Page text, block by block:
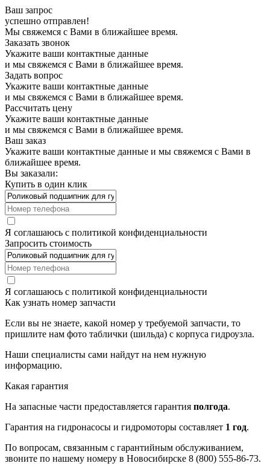
Ваш запрос
успешно отправлен!
Мы свяжемся с Вами в ближайшее время.
Заказать звонок
Укажите ваши контактные данные
и мы свяжемся с Вами в ближайшее время.
Задать вопрос
Укажите ваши контактные данные
и мы свяжемся с Вами в ближайшее время.
Рассчитать цену
Укажите ваши контактные данные
и мы свяжемся с Вами в ближайшее время.
Ваш заказ
Укажите ваши контактные данные и мы свяжемся с Вами в
ближайшее время.
Вы заказали:
Купить в один клик
Я соглашаюсь с политикой конфиденциальности
Запросить стоимость
Я соглашаюсь с политикой конфиденциальности
Как узнать номер запчасти
Если вы не знаете, какой номер у требуемой запчасти, то
пришлите нам фото таблички (шильда) с корпуса гидроузла.
Наши специалисты сами найдут на нем нужную
информацию.
Какая гарантия
На запасные части предоставляется гарантия полгода.
Гарантия на гидронасосы и гидромоторы составляет 1 год.
По вопросам, связанным с гарантийным обслуживанием,
звоните по нашему номеру в Новосибирске 8 (800) 555-86-73.